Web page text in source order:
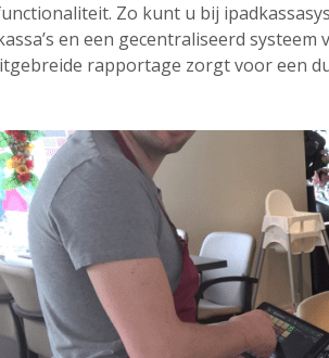
Zo kunt u bij
en een gecentraliseerd
rapportage zorgt voor een